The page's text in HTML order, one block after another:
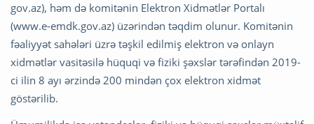
gov.az), həm də komitənin Elektron Xidmətlər Portalı
(www.e-emdk.gov.az) üzərindən təqdim olunur. Komitənin
fəaliyyət sahələri üzrə təşkil edilmiş elektron və onlayn
xidmətlər vasitəsilə hüquqi və fiziki şəxslər tərəfindən 2019-
ci ilin 8 ayı ərzində 200 mindən çox elektron xidmət
göstərilib.